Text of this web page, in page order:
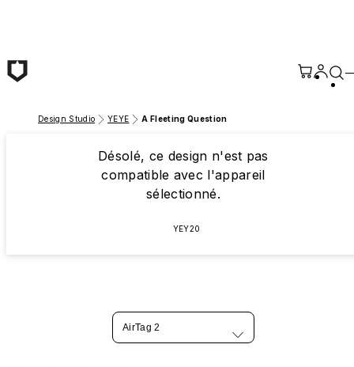
Design Studio YEYE A Fleeting Question
Désolé, ce design n'est pas
compatible avec l'appareil
sélectionné.
YEY20
AirTag 2